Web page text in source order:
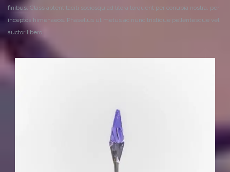
finibus. Class aptent taciti sociosqu ad litora torquent per conubia nostra, per
inceptos himenaeos. Phasellus ut metus ac nunc tristique pellentesque vel
auctor libero.